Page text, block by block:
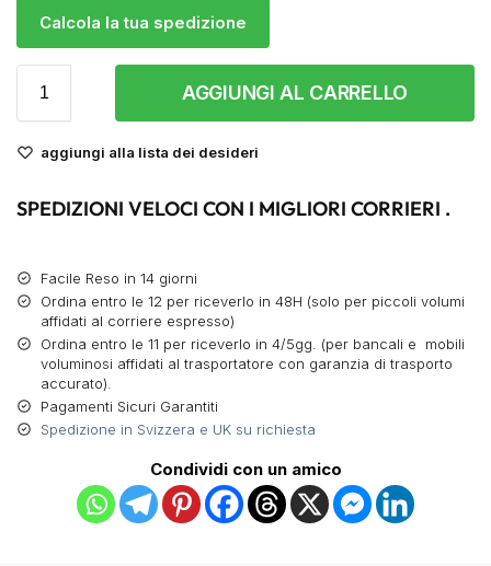
Calcola la tua spedizione
AGGIUNGI AL CARRELLO
aggiungi alla lista dei desideri
SPEDIZIONI VELOCI CON I MIGLIORI CORRIERI .
Facile Reso in 14 giorni
Ordina entro le 12 per riceverlo in 48H (solo per piccoli volumi
affidati al corriere espresso)
Ordina entro le 11 per riceverlo in 4/5gg. (per bancali e mobili
voluminosi affidati al trasportatore con garanzia di trasporto
accurato).
Pagamenti Sicuri Garantiti
Spedizione in Svizzera e UK su richiesta
Condividi con un amico